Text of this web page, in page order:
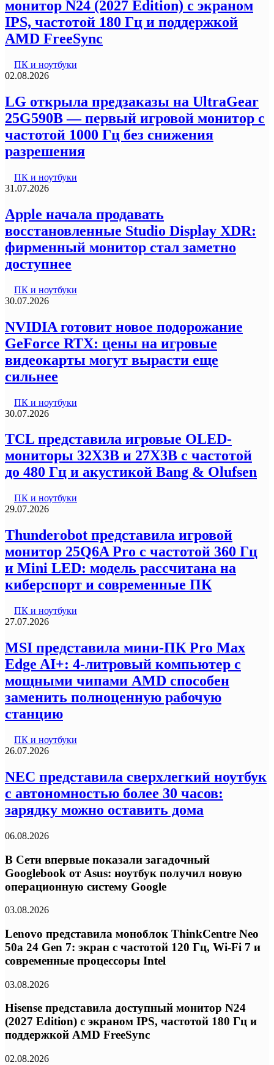
монитор N24 (2027 Edition) с экраном
IPS, частотой 180 Гц и поддержкой
AMD FreeSync
ПК и ноутбуки
02.08.2026
LG открыла предзаказы на UltraGear
25G590B — первый игровой монитор с
частотой 1000 Гц без снижения
разрешения
ПК и ноутбуки
31.07.2026
Apple начала продавать
восстановленные Studio Display XDR:
фирменный монитор стал заметно
доступнее
ПК и ноутбуки
30.07.2026
NVIDIA готовит новое подорожание
GeForce RTX: цены на игровые
видеокарты могут вырасти еще
сильнее
ПК и ноутбуки
30.07.2026
TCL представила игровые OLED-
мониторы 32X3B и 27X3B с частотой
до 480 Гц и акустикой Bang & Olufsen
ПК и ноутбуки
29.07.2026
Thunderobot представила игровой
монитор 25Q6A Pro с частотой 360 Гц
и Mini LED: модель рассчитана на
киберспорт и современные ПК
ПК и ноутбуки
27.07.2026
MSI представила мини-ПК Pro Max
Edge AI+: 4-литровый компьютер с
мощными чипами AMD способен
заменить полноценную рабочую
станцию
ПК и ноутбуки
26.07.2026
NEC представила сверхлегкий ноутбук
с автономностью более 30 часов:
зарядку можно оставить дома
06.08.2026
В Сети впервые показали загадочный
Googlebook от Asus: ноутбук получил новую
операционную систему Google
03.08.2026
Lenovo представила моноблок ThinkCentre Neo
50a 24 Gen 7: экран с частотой 120 Гц, Wi-Fi 7 и
современные процессоры Intel
03.08.2026
Hisense представила доступный монитор N24
(2027 Edition) с экраном IPS, частотой 180 Гц и
поддержкой AMD FreeSync
02.08.2026